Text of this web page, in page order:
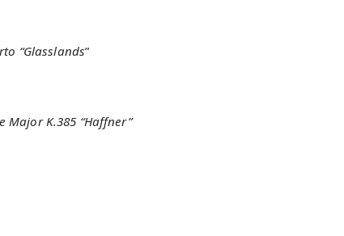
“Glasslands”
Major K.385 “Haffner”